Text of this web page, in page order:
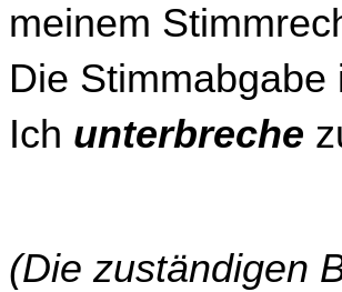
meinem
Die Stimmabgabe
Ich unterbreche
(Die zuständigen